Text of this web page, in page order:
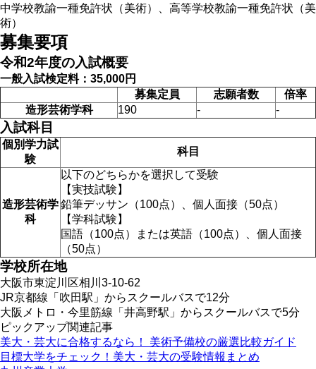
中学校教諭一種免許状（美術）、高等学校教諭一種免許状（美
術）
募集要項
令和2年度の入試概要
一般入試検定料：35,000円
募集定員
志願者数
倍率
造形芸術学科
190 - -
入試科目
個別学力試
験
科目
造形芸術学
科
以下のどちらかを選択して受験
【実技試験】
鉛筆デッサン（100点）、個人面接（50点）
【学科試験】
国語（100点）または英語（100点）、個人面接
（50点）
学校所在地
大阪市東淀川区相川3-10-62
JR京都線「吹田駅」からスクールバスで12分
大阪メトロ・今里筋線「井高野駅」からスクールバスで5分
ピックアップ関連記事
美大・芸大に合格するなら！ 美術予備校の厳選比較ガイド
目標大学をチェック！美大・芸大の受験情報まとめ